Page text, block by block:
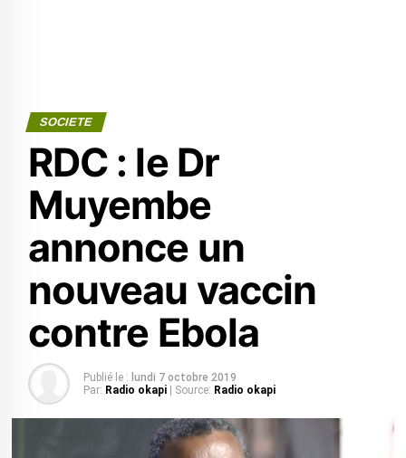
SOCIETE
RDC : le Dr
Muyembe
annonce un
nouveau vaccin
contre Ebola
Publié le : lundi 7 octobre 2019
Par: Radio okapi | Source: Radio okapi